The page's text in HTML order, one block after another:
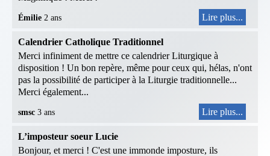
Émilie 2 ans Lire plus...
Calendrier Catholique Traditionnel
Merci infiniment de mettre ce calendrier Liturgique à
disposition ! Un bon repère, même pour ceux qui, hélas, n'ont
pas la possibilité de participer à la Liturgie traditionnelle...
Merci également...
smsc 3 ans Lire plus...
L’imposteur soeur Lucie
Bonjour, et merci ! C'est une immonde imposture, ils